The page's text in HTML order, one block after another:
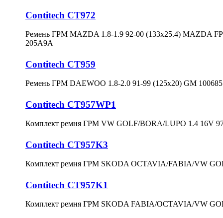
Contitech CT972
Ремень ГРМ MAZDA 1.8-1.9 92-00 (133x25.4) MAZDA
205A9A
Contitech CT959
Ремень ГРМ DAEWOO 1.8-2.0 91-99 (125x20) GM
Contitech CT957WP1
Комплект ремня ГРМ VW GOLF/BORA/LUPO 1.4 16V
Contitech CT957K3
Комплект ремня ГРМ SKODA OCTAVIA/FABIA/VW
Contitech CT957K1
Комплект ремня ГРМ SKODA FABIA/OCTAVIA/VW